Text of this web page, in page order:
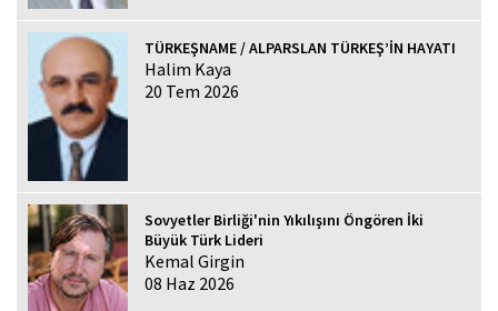
TÜRKEŞNAME / ALPARSLAN TÜRKEŞ’İN HAYATI
Halim Kaya
20 Tem 2026
Sovyetler Birliği'nin Yıkılışını Öngören İki
Büyük Türk Lideri
Kemal Girgin
08 Haz 2026